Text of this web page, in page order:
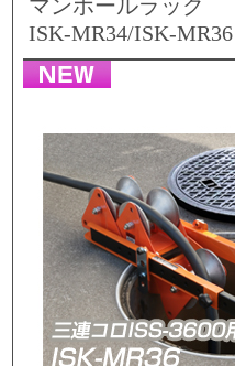
マンホールラック
ISK-MR34/ISK-MR36